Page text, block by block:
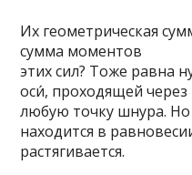
Их геометрическая
сумма моментов
этих сил? Тоже равна
оси́, проходящей через
любую точку шнура.
находится в
растягивается.